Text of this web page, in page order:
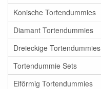
Konische Tortendummies
Diamant Tortendummies
Dreieckige Tortendummies
Tortendummie Sets
Eiförmig Tortendummies